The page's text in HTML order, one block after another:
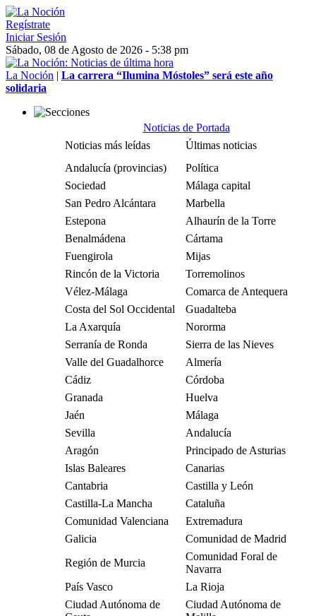
Regístrate
Iniciar Sesión
Sábado, 08 de Agosto de 2026 - 5:38 pm
La Noción | La carrera “Ilumina Móstoles” será este año
solidaria
Noticias de Portada
Noticias más leídas
Últimas noticias
Andalucía (provincias)
Política
Sociedad
Málaga capital
San Pedro Alcántara
Marbella
Estepona
Alhaurín de la Torre
Benalmádena
Cártama
Fuengirola
Mijas
Rincón de la Victoria
Torremolinos
Vélez-Málaga
Comarca de Antequera
Costa del Sol Occidental
Guadalteba
La Axarquía
Nororma
Serranía de Ronda
Sierra de las Nieves
Valle del Guadalhorce
Almería
Cádiz
Córdoba
Granada
Huelva
Jaén
Málaga
Sevilla
Andalucía
Aragón
Principado de Asturias
Islas Baleares
Canarias
Cantabria
Castilla y León
Castilla-La Mancha
Cataluña
Comunidad Valenciana
Extremadura
Galicia
Comunidad de Madrid
Región de Murcia
Comunidad Foral de
Navarra
País Vasco
La Rioja
Ciudad Autónoma de
Ciudad Autónoma de